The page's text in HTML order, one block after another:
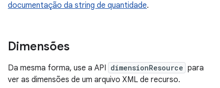
documentação da string de quantidade.
Dimensões
Da mesma forma, use a API dimensionResource para
ver as dimensões de um arquivo XML de recurso.